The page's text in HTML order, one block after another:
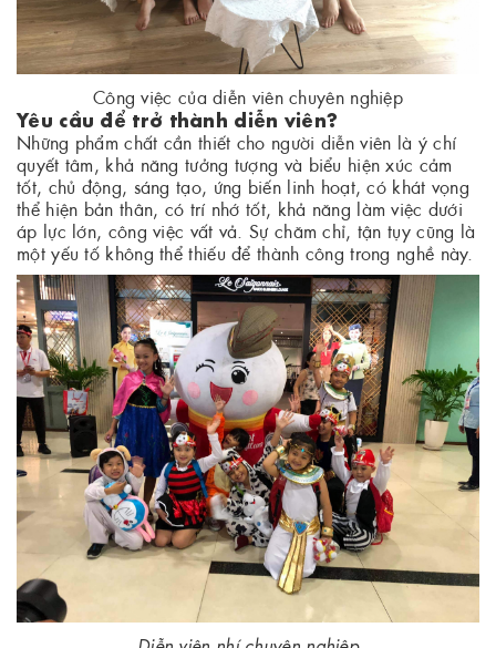
Công việc của diễn viên chuyên nghiệp
Yêu cầu để trở thành diễn viên?
Những phẩm chất cần thiết cho người diễn viên là ý chí
quyết tâm, khả năng tưởng tượng và biểu hiện xúc cảm
tốt, chủ động, sáng tạo, ứng biến linh hoạt, có khát vọng
thể hiện bản thân, có trí nhớ tốt, khả năng làm việc dưới
áp lực lớn, công việc vất vả. Sự chăm chỉ, tận tụy cũng là
một yếu tố không thể thiếu để thành công trong nghề này.